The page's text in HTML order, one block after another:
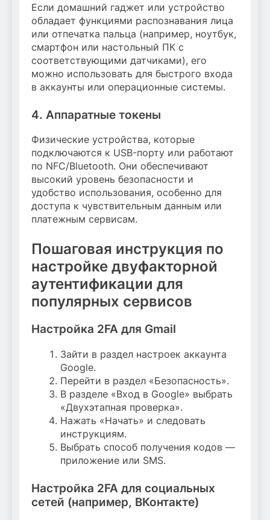
Если домашний гаджет или устройство
обладает функциями распознавания лица
или отпечатка пальца (например, ноутбук,
смартфон или настольный ПК с
соответствующими датчиками), его
можно использовать для быстрого входа
в аккаунты или операционные системы.
4. Аппаратные токены
Физические устройства, которые
подключаются к USB-порту или работают
по NFC/Bluetooth. Они обеспечивают
высокий уровень безопасности и
удобство использования, особенно для
доступа к чувствительным данным или
платежным сервисам.
Пошаговая инструкция по
настройке двуфакторной
аутентификации для
популярных сервисов
Настройка 2FA для Gmail
Зайти в раздел настроек аккаунта
Google.
Перейти в раздел «Безопасность».
В разделе «Вход в Google» выбрать
«Двухэтапная проверка».
Нажать «Начать» и следовать
инструкциям.
Выбрать способ получения кодов —
приложение или SMS.
Настройка 2FA для социальных
сетей (например, ВКонтакте)